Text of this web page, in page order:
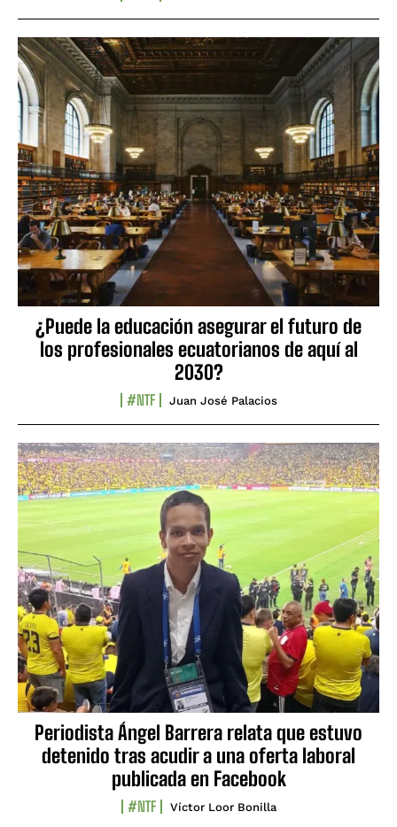
¿Puede la educación asegurar el futuro de
los profesionales ecuatorianos de aquí al
2030?
#NTF Juan José Palacios
Periodista Ángel Barrera relata que estuvo
detenido tras acudir a una oferta laboral
publicada en Facebook
#NTF Víctor Loor Bonilla